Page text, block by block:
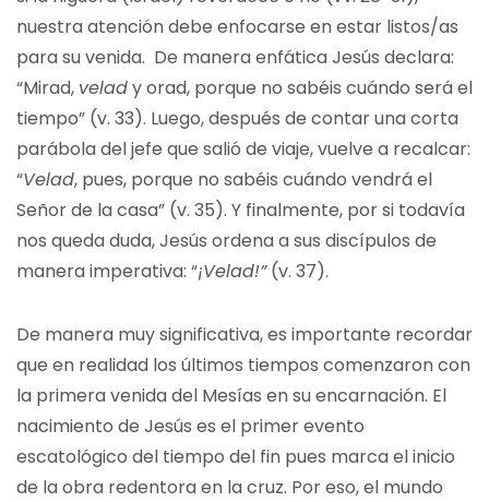
nuestra atención debe enfocarse en estar listos/as
para su venida. De manera enfática Jesús declara:
“Mirad, velady orad, porque no sabéis cuándo será el
tiempo” (v. 33). Luego, después de contar una corta
parábola del jefe que salió de viaje, vuelve a recalcar:
“Velad, pues, porque no sabéis cuándo vendrá el
Señor de la casa” (v. 35). Y finalmente, por si todavía
nos queda duda, Jesús ordena a sus discípulos de
manera imperativa: “¡Velad!”(v. 37).
De manera muy significativa, es importante recordar
que en realidad los últimos tiempos comenzaron con
la primera venida del Mesías en su encarnación. El
nacimiento de Jesús es el primer evento
escatológico del tiempo del fin pues marca el inicio
de la obra redentora en la cruz. Por eso, el mundo